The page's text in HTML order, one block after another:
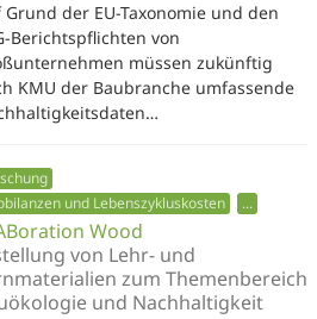
Grund der EU-Taxonomie und den
Berichtspflichten von
müssen zukünftig
KMU der Baubranche umfassende
und Lebenszykluskosten
...
Wood
von Lehr- und
zum Themenbereich
und Nachhaltigkeit